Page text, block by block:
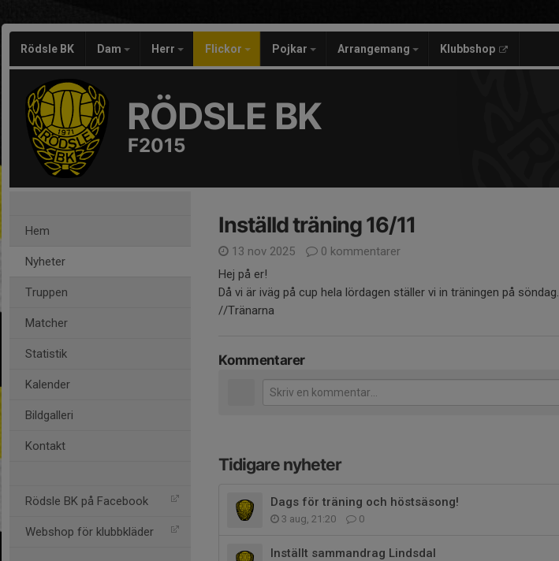
Rödsle BK Dam Herr Flickor Pojkar Arrangemang Klubbshop
RÖDSLE BK
F2015
Hem
Nyheter
Truppen
Matcher
Statistik
Kalender
Bildgalleri
Kontakt
Rödsle BK på Facebook
Webshop för klubbkläder
Inställd träning 16/11
13 nov 2025
0 kommentarer
Hej på er!
Då vi är iväg på cup hela lördagen ställer vi in träningen på söndag.
//Tränarna
Kommentarer
Tidigare nyheter
Dags för träning och höstsäsong!
3 aug, 21:20 0
Inställt sammandrag Lindsdal